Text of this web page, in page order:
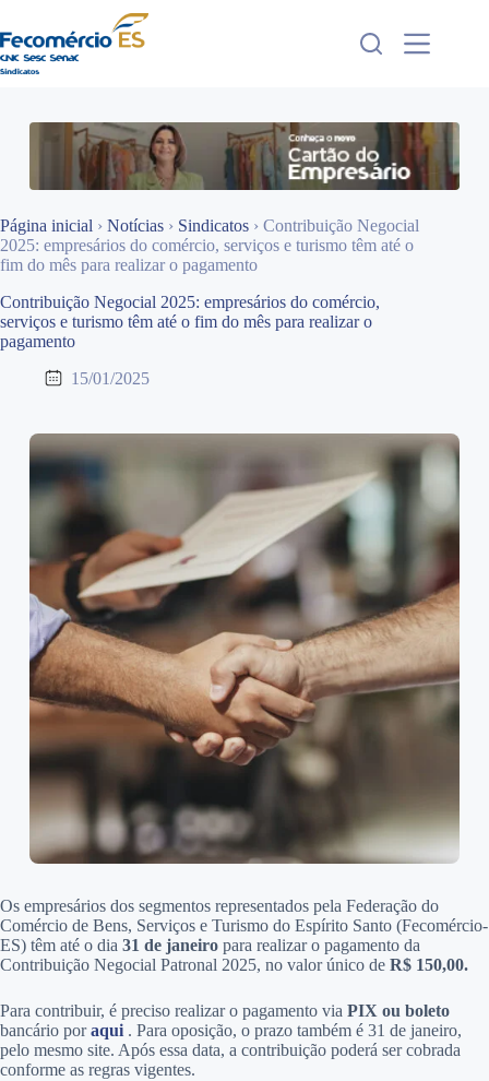
para
o
conteúdo
Página inicial › Notícias › Sindicatos › Contribuição Negocial
2025: empresários do comércio, serviços e turismo têm até o
fim do mês para realizar o pagamento
Contribuição Negocial 2025: empresários do comércio,
serviços e turismo têm até o fim do mês para realizar o
pagamento
15/01/2025
Os empresários dos segmentos representados pela Federação do
Comércio de Bens, Serviços e Turismo do Espírito Santo (Fecomércio-
ES) têm até o dia 31 de janeiro para realizar o pagamento da
Contribuição Negocial Patronal 2025, no valor único de R$ 150,00.
Para contribuir, é preciso realizar o pagamento via PIX ou boleto
bancário poraqui . Para oposição, o prazo também é 31 de janeiro,
pelo mesmo site. Após essa data, a contribuição poderá ser cobrada
conforme as regras vigentes.